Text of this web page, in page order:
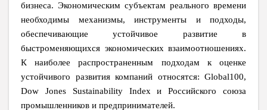
бизнеса. Экономическим субъектам реального времени
необходимы механизмы, инструменты и подходы,
обеспечивающие устойчивое развитие в
быстроменяющихся экономических взаимоотношениях.
К наиболее распространенным подходам к оценке
устойчивого развития компаний относятся: Global100,
Dow Jones Sustainability Index и Российского союза
промышленников и предпринимателей.